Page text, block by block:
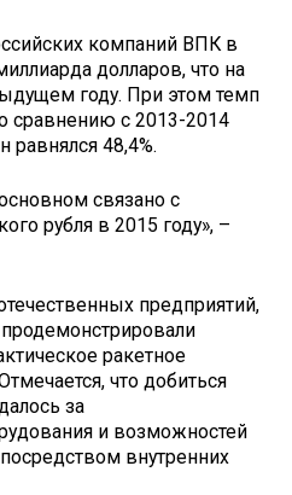
компаний ВПК в
долларов, что на
году. При этом темп
сравнению с 2013-2014
равнялся 48,4%.
связано с
рубля в 2015 году», –
предприятий,
продемонстрировали
ракетное
что добиться
за
и возможностей
внутренних